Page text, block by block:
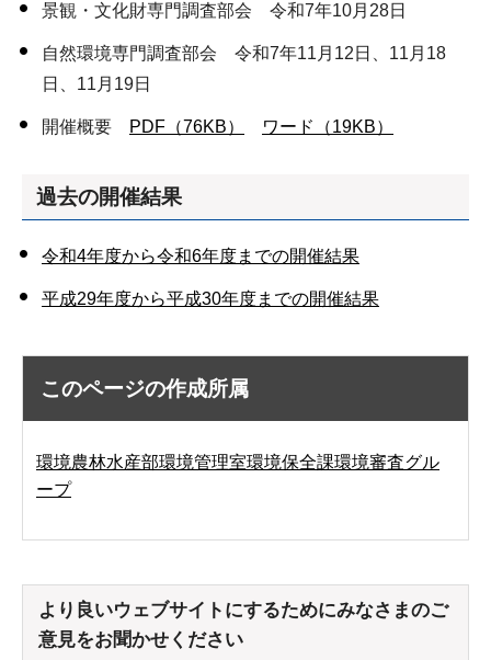
景観・文化財専門調査部会 令和7年10月28日
自然環境専門調査部会 令和7年11月12日、11月18
日、11月19日
開催概要 PDF（76KB） ワード（19KB）
過去の開催結果
令和4年度から令和6年度までの開催結果
平成29年度から平成30年度までの開催結果
このページの作成所属
環境農林水産部環境管理室環境保全課環境審査グル
ープ
より良いウェブサイトにするためにみなさまのご
意見をお聞かせください